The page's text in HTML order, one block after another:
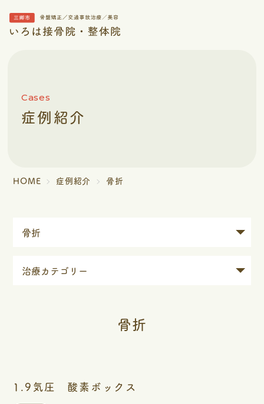
Cases
症例紹介
HOME 症例紹介 骨折
骨折
1.9気圧 酸素ボックス